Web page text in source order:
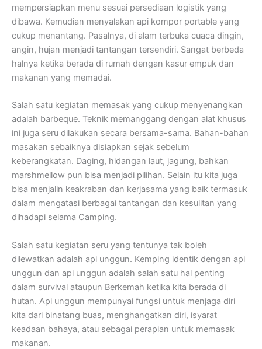
mempersiapkan menu sesuai persediaan logistik yang
dibawa. Kemudian menyalakan api kompor portable yang
cukup menantang. Pasalnya, di alam terbuka cuaca dingin,
angin, hujan menjadi tantangan tersendiri. Sangat berbeda
halnya ketika berada di rumah dengan kasur empuk dan
makanan yang memadai.
Salah satu kegiatan memasak yang cukup menyenangkan
adalah barbeque. Teknik memanggang dengan alat khusus
ini juga seru dilakukan secara bersama-sama. Bahan-bahan
masakan sebaiknya disiapkan sejak sebelum
keberangkatan. Daging, hidangan laut, jagung, bahkan
marshmellow pun bisa menjadi pilihan. Selain itu kita juga
bisa menjalin keakraban dan kerjasama yang baik termasuk
dalam mengatasi berbagai tantangan dan kesulitan yang
dihadapi selama Camping.
Salah satu kegiatan seru yang tentunya tak boleh
dilewatkan adalah api unggun. Kemping identik dengan api
unggun dan api unggun adalah salah satu hal penting
dalam survival ataupun Berkemah ketika kita berada di
hutan. Api unggun mempunyai fungsi untuk menjaga diri
kita dari binatang buas, menghangatkan diri, isyarat
keadaan bahaya, atau sebagai perapian untuk memasak
makanan.